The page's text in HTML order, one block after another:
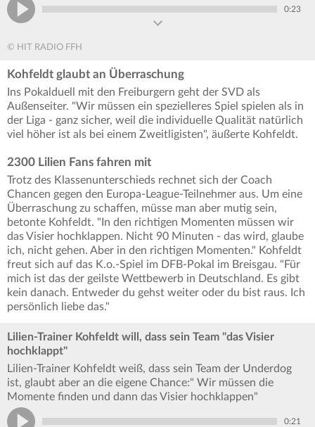
0:23
© HIT RADIO FFH
Kohfeldt glaubt an Überraschung
Ins Pokalduell mit den Freiburgern geht der SVD als
Außenseiter. "Wir müssen ein spezielleres Spiel spielen als in
der Liga - ganz sicher, weil die individuelle Qualität natürlich
viel höher ist als bei einem Zweitligisten", äußerte Kohfeldt.
2300 Lilien Fans fahren mit
Trotz des Klassenunterschieds rechnet sich der Coach
Chancen gegen den Europa-League-Teilnehmer aus. Um eine
Überraschung zu schaffen, müsse man aber mutig sein,
betonte Kohfeldt. "In den richtigen Momenten müssen wir
das Visier hochklappen. Nicht 90 Minuten - das wird, glaube
ich, nicht gehen. Aber in den richtigen Momenten." Kohfeldt
freut sich auf das K.o.-Spiel im DFB-Pokal im Breisgau. "Für
mich ist das der geilste Wettbewerb in Deutschland. Es gibt
kein danach. Entweder du gehst weiter oder du bist raus. Ich
persönlich liebe das."
Lilien-Trainer Kohfeldt will, dass sein Team "das Visier
hochklappt"
Lilien-Trainer Kohfeldt weiß, dass sein Team der Underdog
ist, glaubt aber an die eigene Chance:" Wir müssen die
Momente finden und dann das Visier hochklappen"
0:21